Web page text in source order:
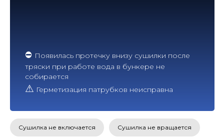
⛔ Появилась протечку внизу сушилки после
тряски при работе вода в бункере не
собирается
⚠ Герметизация патрубков неисправна
Сушилка не включается Сушилка не вращается